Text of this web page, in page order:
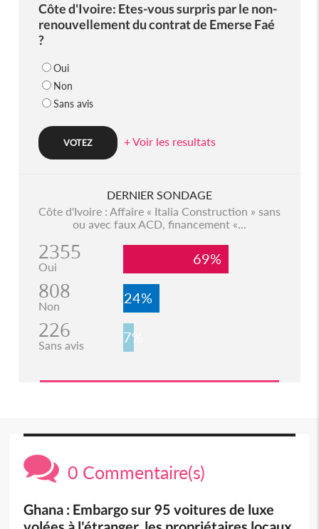
Côte d'Ivoire: Etes-vous surpris par le non-
renouvellement du contrat de Emerse Faé
?
Oui
Non
Sans avis
+ Voir les resultats
DERNIER SONDAGE
Côte d'Ivoire : Affaire « Italia Construction » sans
ou avec faux ACD, financement «...
2355
Oui 69%
808
Non 24%
226
Sans avis 7%
0 Commentaire(s)
Ghana : Embargo sur 95 voitures de luxe